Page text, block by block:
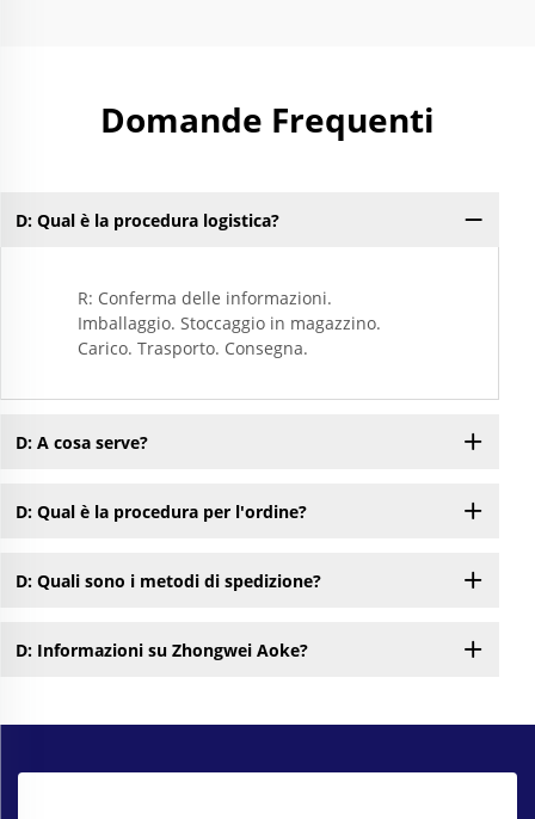
Domande Frequenti
D: Qual è la procedura logistica?
R: Conferma delle informazioni.
Imballaggio. Stoccaggio in magazzino.
Carico. Trasporto. Consegna.
D: A cosa serve?
D: Qual è la procedura per l'ordine?
D: Quali sono i metodi di spedizione?
D: Informazioni su Zhongwei Aoke?